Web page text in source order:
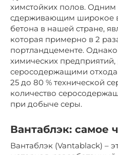
химстойких полов. Одним
сдерживающим широкое
бетона в нашей стране,
которая примерно в 2
портландцементе.
химических
серосодержащими
25 до 80 % технической
количество
при добыче серы.
Вантаблэк: самое
Вантаблэк (Vantablack) –